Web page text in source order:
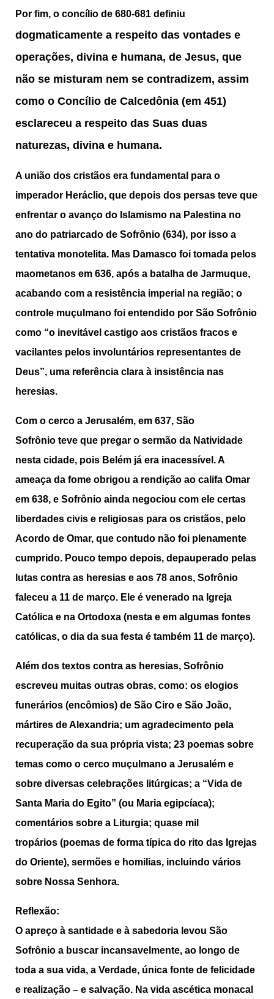
Por fim, o concílio de 680-681 definiu
dogmaticamente a respeito das vontades e
operações, divina e humana, de Jesus, que
não se misturam nem se contradizem, assim
como o Concílio de Calcedônia (em 451)
esclareceu a respeito das Suas duas
naturezas, divina e humana.
A união dos cristãos era fundamental para o
imperador Heráclio, que depois dos persas teve que
enfrentar o avanço do Islamismo na Palestina no
ano do patriarcado de Sofrônio (634), por isso a
tentativa monotelita. Mas Damasco foi tomada pelos
maometanos em 636, após a batalha de Jarmuque,
acabando com a resistência imperial na região; o
controle muçulmano foi entendido por São Sofrônio
como “o inevitável castigo aos cristãos fracos e
vacilantes pelos involuntários representantes de
Deus”, uma referência clara à insistência nas
heresias.
Com o cerco a Jerusalém, em 637, São
Sofrônio teve que pregar o sermão da Natividade
nesta cidade, pois Belém já era inacessível. A
ameaça da fome obrigou a rendição ao califa Omar
em 638, e Sofrônio ainda negociou com ele certas
liberdades civis e religiosas para os cristãos, pelo
Acordo de Omar, que contudo não foi plenamente
cumprido. Pouco tempo depois, depauperado pelas
lutas contra as heresias e aos 78 anos, Sofrônio
faleceu a 11 de março. Ele é venerado na Igreja
Católica e na Ortodoxa (nesta e em algumas fontes
católicas, o dia da sua festa é também 11 de março).
Além dos textos contra as heresias, Sofrônio
escreveu muitas outras obras, como: os elogios
funerários (encômios) de São Ciro e São João,
mártires de Alexandria; um agradecimento pela
recuperação da sua própria vista; 23 poemas sobre
temas como o cerco muçulmano a Jerusalém e
sobre diversas celebrações litúrgicas; a “Vida de
Santa Maria do Egito” (ou Maria egipcíaca);
comentários sobre a Liturgia; quase mil
tropários (poemas de forma típica do rito das Igrejas
do Oriente), sermões e homilias, incluindo vários
sobre Nossa Senhora.
Reflexão:
O apreço à santidade e à sabedoria levou São
Sofrônio a buscar incansavelmente, ao longo de
toda a sua vida, a Verdade, única fonte de felicidade
e realização – e salvação. Na vida ascética monacal